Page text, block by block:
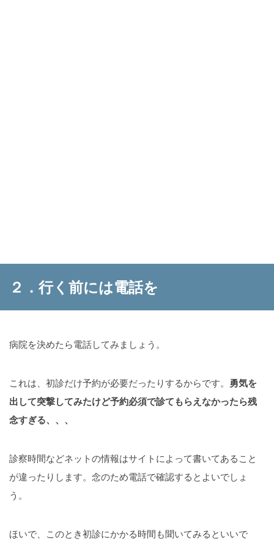
２．行く前には電話を
病院を決めたら電話してみましょう。
これは、初診だけ予約が必要だったりするからです。 勇気を
出して突撃してみたけど予約必須で診てもらえなかったら残
念すぎる、、、
診察時間などネットの情報はサイトによって書いてあること
が違ったりします。念のため電話で確認するとよいでしょ
う。
ほいで、このとき初診にかかる時間も聞いてみるといいで